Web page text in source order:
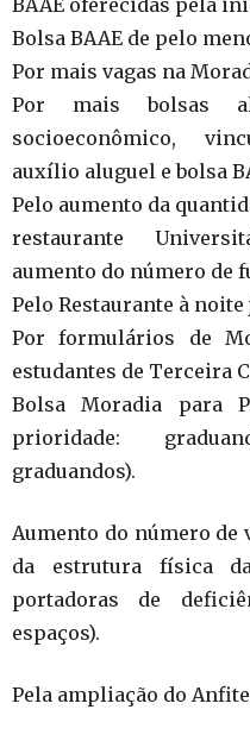
BAAE oferecidas pela
Bolsa BAAE de pelo
Por mais vagas na
Por mais bolsas
socioeconômico,
auxílio aluguel e bolsa
Pelo aumento da
restaurante
aumento do número de
Pelo Restaurante à noite
Por formulários de
estudantes de Terceira
Bolsa Moradia para
prioridade:
graduandos).
Aumento do número de
da estrutura física
portadoras de
espaços).
Pela ampliação do